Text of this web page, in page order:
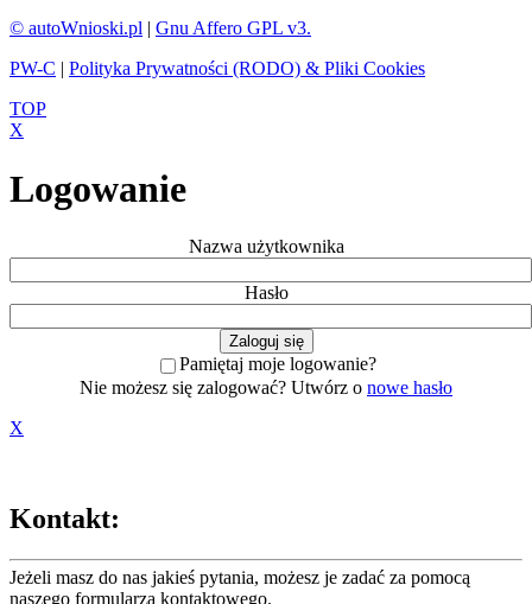
© autoWnioski.pl | Gnu Affero GPL v3.
PW-C | Polityka Prywatności (RODO) & Pliki Cookies
TOP
X
Logowanie
Nazwa użytkownika
Hasło
Pamiętaj moje logowanie?
Nie możesz się zalogować? Utwórz o nowe hasło
X
Kontakt:
Jeżeli masz do nas jakieś pytania, możesz je zadać za pomocą
naszego formularza kontaktowego.